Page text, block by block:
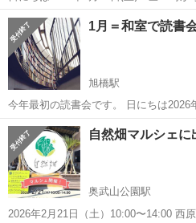
るる3階和室です。 今年13年目の読書
するいろんな情報に出会えるかもしれ
ちし...
沖縄 那覇市 旭橋駅 その他
1月＝和室で読書
旭橋駅
今年最初の読書会です。 日にちは2026年1月24日(土) 昼13時から15
時 会費500円 場所はてぃるる3階和室
す。 本が好きな人や本に関するいろん
ん...
沖縄 那覇市 旭橋駅 その他
自然畑マルシェに
奥武山公園駅
2026年2月21日（土）10:00〜14:00 西